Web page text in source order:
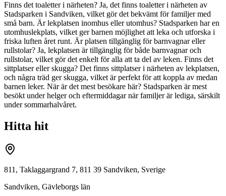
Finns det toaletter i närheten? Ja, det finns toaletter i närheten av
Stadsparken i Sandviken, vilket gör det bekvämt för familjer med
små barn. Är lekplatsen inomhus eller utomhus? Stadsparken har en
utomhuslekplats, vilket ger barnen möjlighet att leka och utforska i
friska luften året runt. Är platsen tillgänglig för barnvagnar eller
rullstolar? Ja, lekplatsen är tillgänglig för både barnvagnar och
rullstolar, vilket gör det enkelt för alla att ta del av leken. Finns det
sittplatser eller skugga? Det finns sittplatser i närheten av lekplatsen,
och några träd ger skugga, vilket är perfekt för att koppla av medan
barnen leker. När är det mest besökare här? Stadsparken är mest
besökt under helger och eftermiddagar när familjer är lediga, särskilt
under sommarhalvåret.
Hitta hit
811, Taklaggargrand 7, 811 39 Sandviken, Sverige
Sandviken, Gävleborgs län